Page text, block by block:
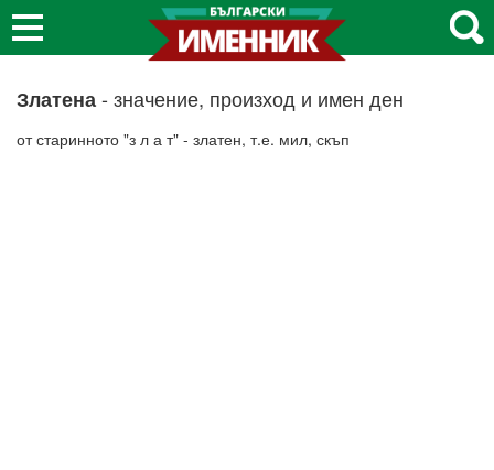
Златена- значение, произход и имен ден
от старинното "з л а т" - златен, т.е. мил, скъп